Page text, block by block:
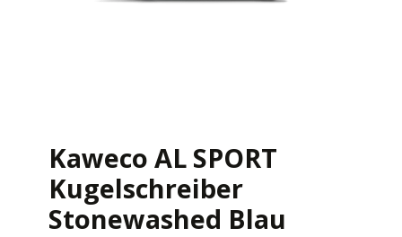
Kaweco AL SPORT
Kugelschreiber
Stonewashed Blau